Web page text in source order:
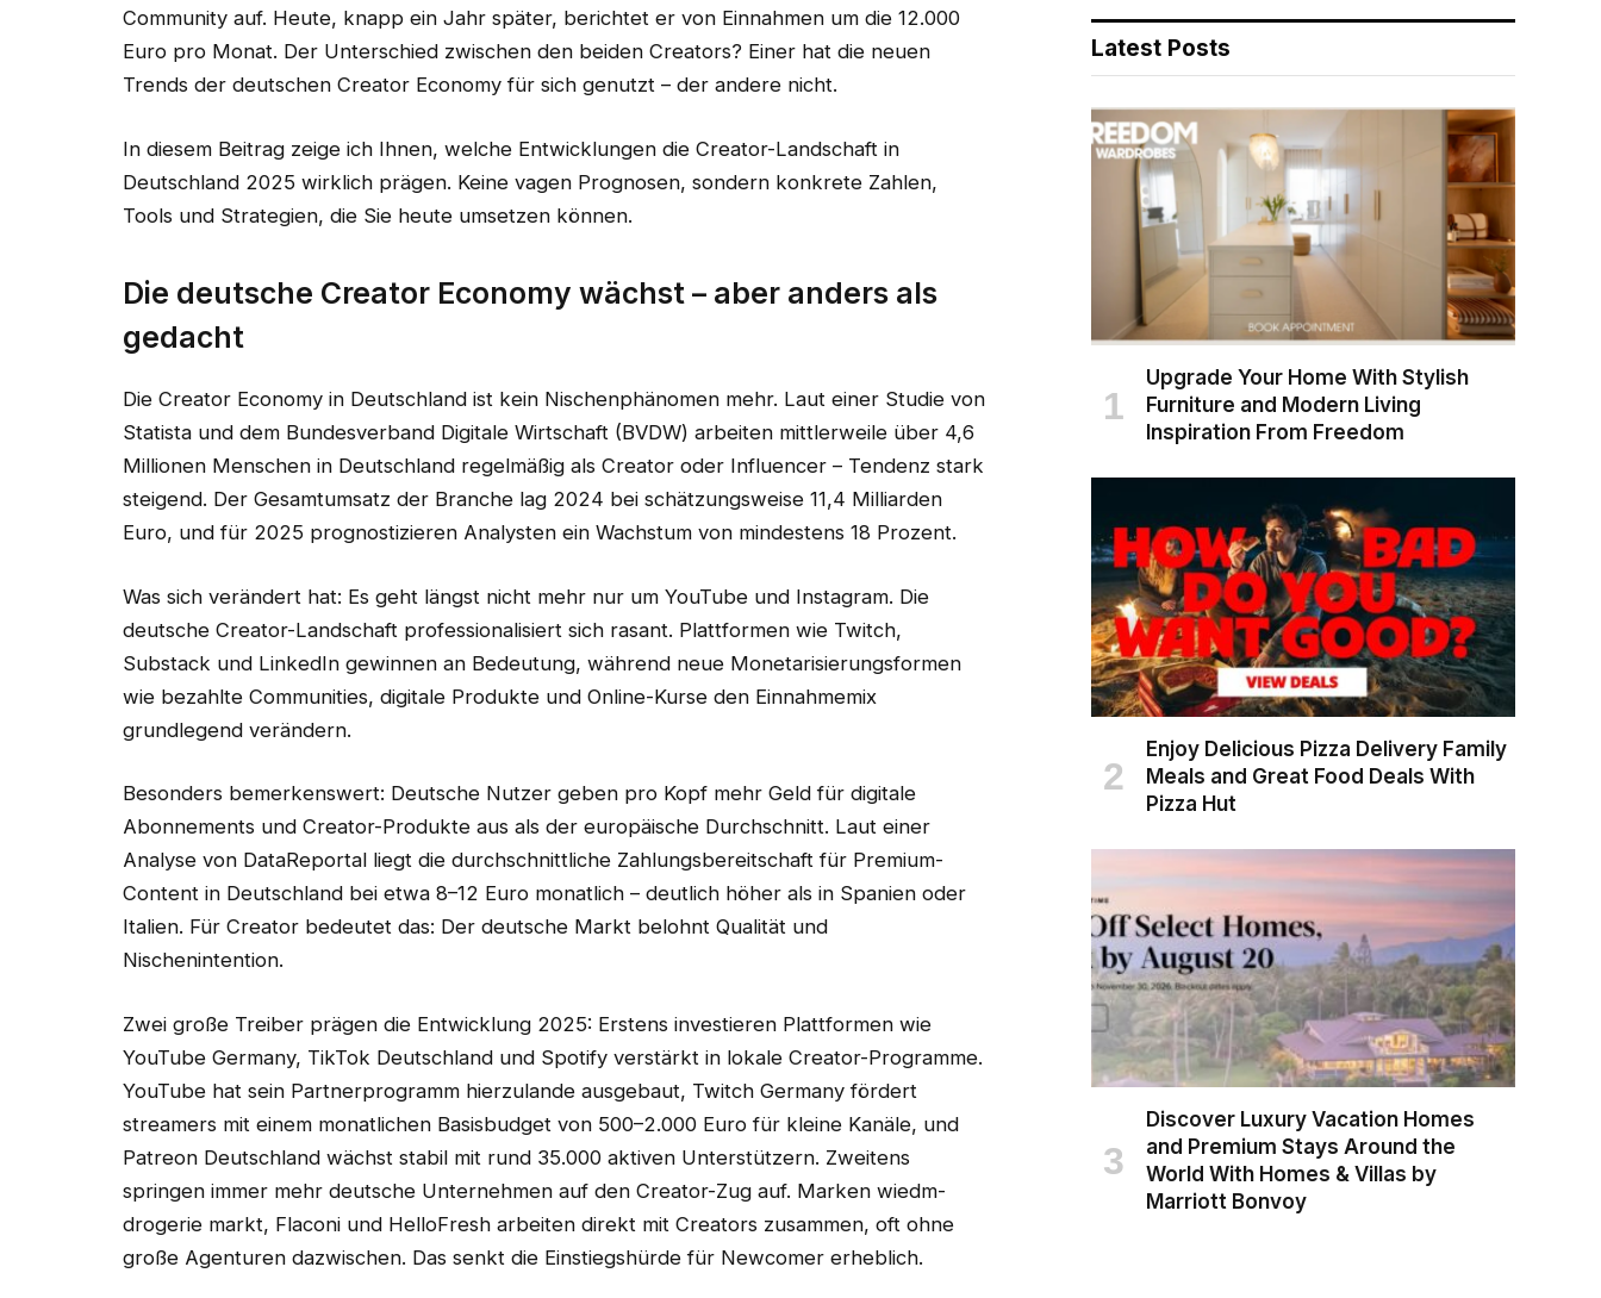
Community auf. Heute, knapp ein Jahr später, berichtet er von Einnahmen um die 12.000
Euro pro Monat. Der Unterschied zwischen den beiden Creators? Einer hat die neuen
Trends der deutschen Creator Economy für sich genutzt – der andere nicht.
In diesem Beitrag zeige ich Ihnen, welche Entwicklungen die Creator-Landschaft in
Deutschland 2025 wirklich prägen. Keine vagen Prognosen, sondern konkrete Zahlen,
Tools und Strategien, die Sie heute umsetzen können.
Die deutsche Creator Economy wächst – aber anders als
gedacht
Die Creator Economy in Deutschland ist kein Nischenphänomen mehr. Laut einer Studie von
Statista und dem Bundesverband Digitale Wirtschaft (BVDW) arbeiten mittlerweile über 4,6
Millionen Menschen in Deutschland regelmäßig als Creator oder Influencer – Tendenz stark
steigend. Der Gesamtumsatz der Branche lag 2024 bei schätzungsweise 11,4 Milliarden
Euro, und für 2025 prognostizieren Analysten ein Wachstum von mindestens 18 Prozent.
Was sich verändert hat: Es geht längst nicht mehr nur um YouTube und Instagram. Die
deutsche Creator-Landschaft professionalisiert sich rasant. Plattformen wie Twitch,
Substack und LinkedIn gewinnen an Bedeutung, während neue Monetarisierungsformen
wie bezahlte Communities, digitale Produkte und Online-Kurse den Einnahmemix
grundlegend verändern.
Besonders bemerkenswert: Deutsche Nutzer geben pro Kopf mehr Geld für digitale
Abonnements und Creator-Produkte aus als der europäische Durchschnitt. Laut einer
Analyse von DataReportal liegt die durchschnittliche Zahlungsbereitschaft für Premium-
Content in Deutschland bei etwa 8–12 Euro monatlich – deutlich höher als in Spanien oder
Italien. Für Creator bedeutet das: Der deutsche Markt belohnt Qualität und
Nischenintention.
Zwei große Treiber prägen die Entwicklung 2025: Erstens investieren Plattformen wie
YouTube Germany, TikTok Deutschland und Spotify verstärkt in lokale Creator-Programme.
YouTube hat sein Partnerprogramm hierzulande ausgebaut, Twitch Germany fördert
streamers mit einem monatlichen Basisbudget von 500–2.000 Euro für kleine Kanäle, und
Patreon Deutschland wächst stabil mit rund 35.000 aktiven Unterstützern. Zweitens
springen immer mehr deutsche Unternehmen auf den Creator-Zug auf. Marken wiedm-
drogerie markt, Flaconi und HelloFresh arbeiten direkt mit Creators zusammen, oft ohne
große Agenturen dazwischen. Das senkt die Einstiegshürde für Newcomer erheblich.
Latest Posts
Upgrade Your Home With Stylish
Furniture and Modern Living
Inspiration From Freedom
Enjoy Delicious Pizza Delivery Family
Meals and Great Food Deals With
Pizza Hut
Discover Luxury Vacation Homes
and Premium Stays Around the
World With Homes & Villas by
Marriott Bonvoy